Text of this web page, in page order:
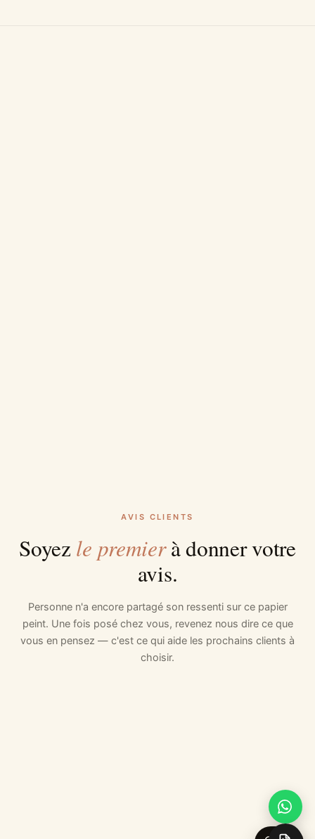
AVIS CLIENTS
Soyez le premierà donner votre
avis.
Personne n'a encore partagé son ressenti sur ce papier
peint. Une fois posé chez vous, revenez nous dire ce que
vous en pensez — c'est ce qui aide les prochains clients à
choisir.